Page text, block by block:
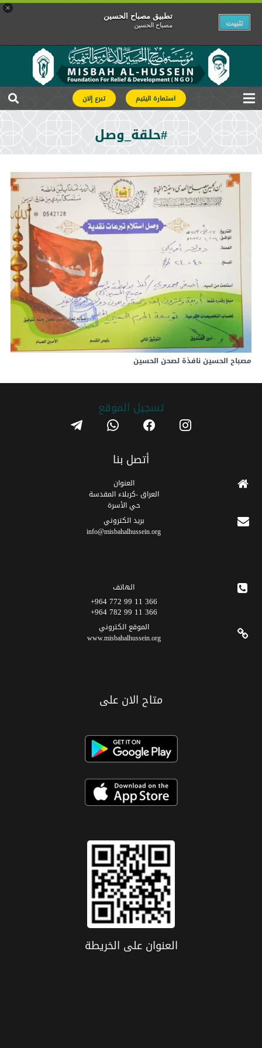
×
تطبیق مصباح الحسین
مصباح الحسین تثبیت
استمارة اليتيم تبرع إلان
#حلقة_وصل
مصباح الحسين نافذة لصحن الحسين
تسجیل الموقع instagram
facebook
whatsapp
telegram
أتصل بنا
العنوان
العراق -كربلاء المقدسة
حي الأسرة
برید الکتروني
info@misbahalhussein.org
الهاتف
366 11 99 772 964+
366 11 99 782 964+
الموقع الکتروني
www.misbahalhussein.org
متاح الان على
العنوان علی الخریطة